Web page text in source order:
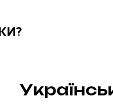
суспільні дані